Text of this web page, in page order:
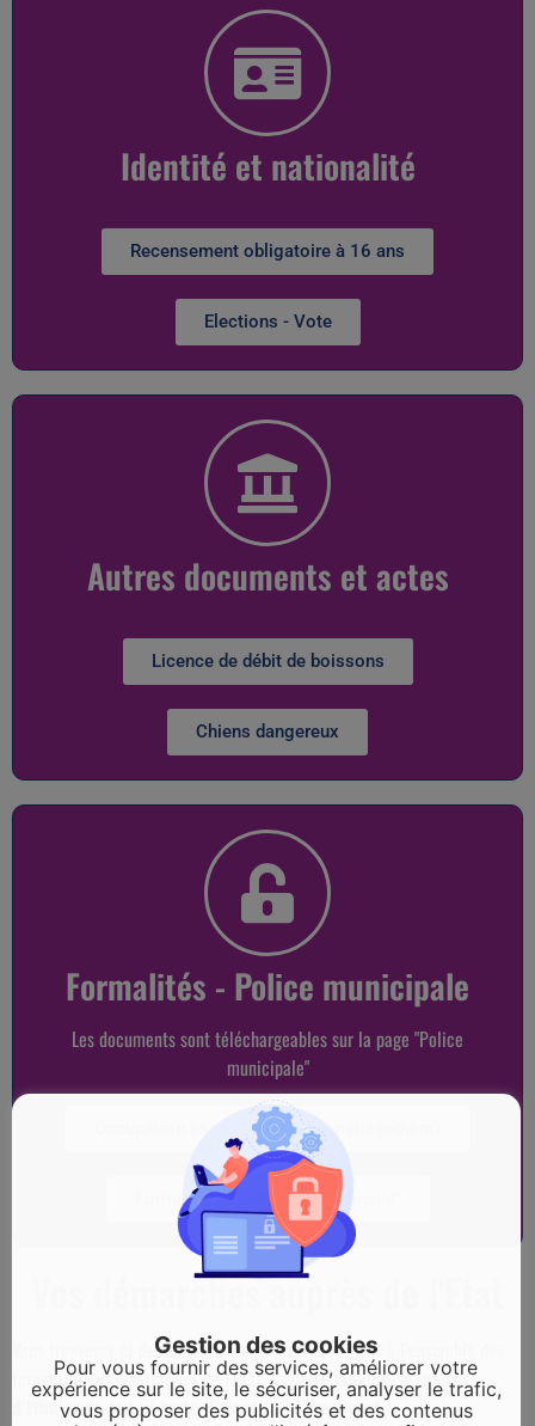
Identité et nationalité
Recensement obligatoire à 16 ans
Elections - Vote
Autres documents et actes
Licence de débit de boissons
Chiens dangereux
Formalités - Police municipale
Les documents sont téléchargeables sur la page "Police
municipale"
Occupation espace public (déménagement)
Formulaire "Tranquilité vacances"
Vos démarches auprès de l'Etat
Vous trouverez ci-dessous, les informations relatives à l’ensemble des
formalités administratives de l’Etat.Comme indiqué, la mairie
d’Yffiniac ne fait ni carte d’identité ni passeport.
Gestion des cookies
Pour vous fournir des services, améliorer votre
expérience sur le site, le sécuriser, analyser le trafic,
vous proposer des publicités et des contenus